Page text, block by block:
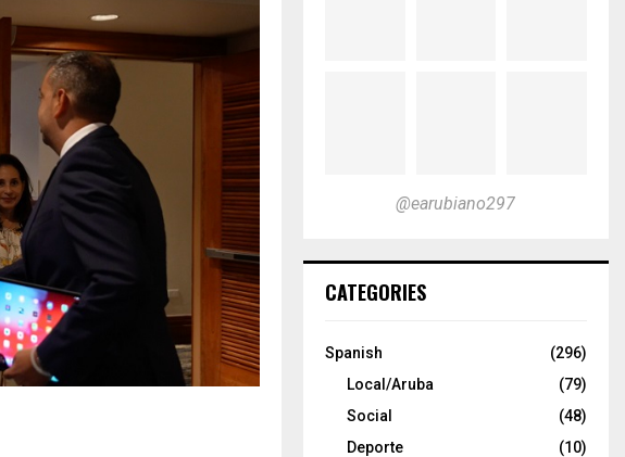
@earubiano297
CATEGORIES
Spanish
(296)
Local/Aruba
(79)
Social
(48)
Deporte
(10)